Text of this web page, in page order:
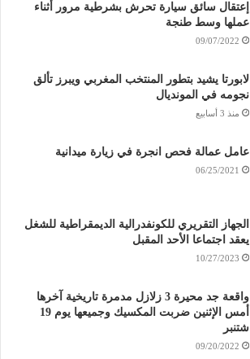
إعتقال سائق سيارة تحرش بشرطية مرور أثناء
عملها وسط طنجة
09/07/2022
لابورتا يشيد بتطور المنتخب المغربي ويبرز تألق
نجومه في المونديال
منذ 3 أسابيع
عامل عمالة فحص انجرة في زيارة ميدانية
06/25/2021
الجهاز التقريري للكونفدرالية الديمقراطية للشغل
يعقد اجتماعا الأحد المقبل
10/27/2023
واقعة جد محيرة 3 زلازل مدمرة تاريخية آخرها
أمس الإثنين ضربت المكسيك وجميعها يوم 19
شتنبر
09/20/2022